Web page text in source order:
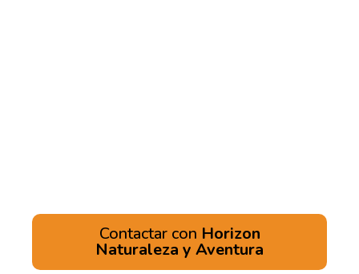
Contactar con Horizon
Naturaleza y Aventura